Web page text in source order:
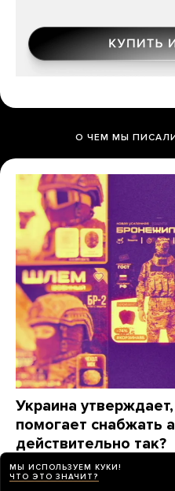
О ЧЕМ МЫ
Украина
помогает снабжать
действительно так?
«Медуза» изучила,
фронта на
МЫ ИСПОЛЬЗУЕМ КУКИ!
ЧТО ЭТО ЗНАЧИТ?